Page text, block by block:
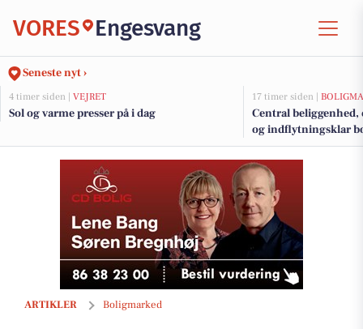
VORES Engesvang
Seneste nyt ›
4 timer siden | VEJRET
Sol og varme presser på i dag
17 timer siden |
Central
og indflytningsklar
ARTIKLER Boligmarked
Ugens bolig på Mågevej 10 – en bolig med ro, lys og hjerterum